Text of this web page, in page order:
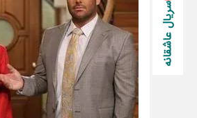
سریال عاشقانه